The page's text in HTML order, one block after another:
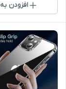
افزودن